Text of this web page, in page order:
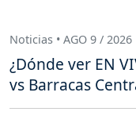
Noticias • AGO 9 / 2026
¿Dónde ver EN
vs Barracas